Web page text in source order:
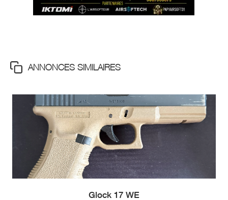
ANNONCES SIMILAIRES
Glock 17 WE